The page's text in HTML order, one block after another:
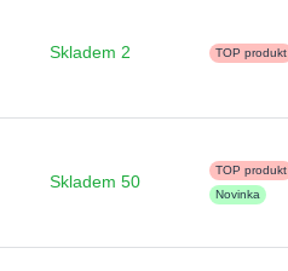
Skladem 2 TOP produkt
Skladem 50
TOP produkt
Novinka